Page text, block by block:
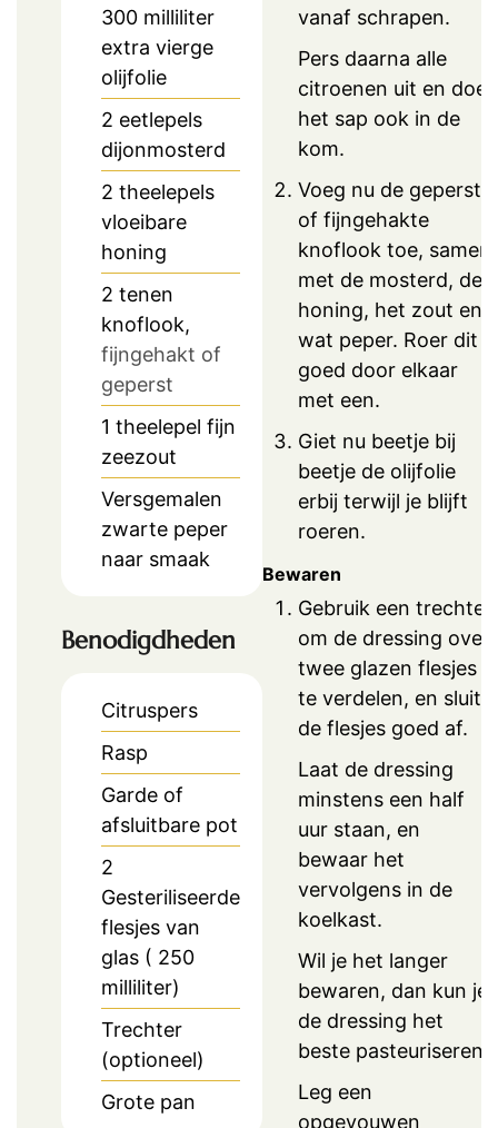
300 milliliter
extra vierge
olijfolie
2 eetlepels
dijonmosterd
2 theelepels
vloeibare
honing
2 tenen
knoflook,
fijngehakt of
geperst
1 theelepel fijn
zeezout
Versgemalen
zwarte peper
naar smaak
Benodigdheden
Citruspers
Rasp
Garde of
afsluitbare pot
2
Gesteriliseerde
flesjes van
glas ( 250
milliliter)
Trechter
(optioneel)
Grote pan
vanaf schrapen.
Pers daarna alle
citroenen uit en doe
het sap ook in de
kom.
Voeg nu de geperste
of fijngehakte
knoflook toe, samen
met de mosterd, de
honing, het zout en
wat peper. Roer dit
goed door elkaar
met een.
Giet nu beetje bij
beetje de olijfolie
erbij terwijl je blijft
roeren.
Bewaren
Gebruik een trechter
om de dressing over
twee glazen flesjes
te verdelen, en sluit
de flesjes goed af.
Laat de dressing
minstens een half
uur staan, en
bewaar het
vervolgens in de
koelkast.
Wil je het langer
bewaren, dan kun je
de dressing het
beste pasteuriseren:
Leg een
opgevouwen